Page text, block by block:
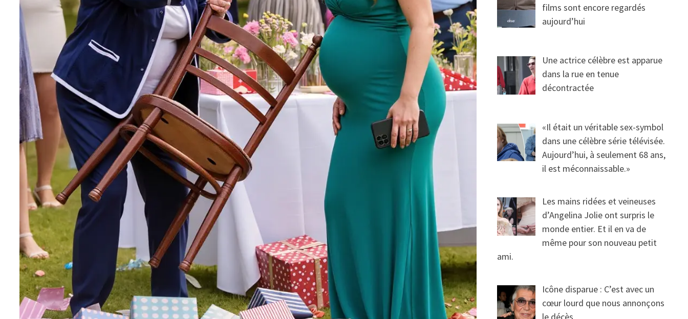
films sont encore regardés
aujourd’hui
Une actrice célèbre est apparue
dans la rue en tenue
décontractée
«Il était un véritable sex-symbol
dans une célèbre série télévisée.
Aujourd’hui, à seulement 68 ans,
il est méconnaissable.»
Les mains ridées et veineuses
d’Angelina Jolie ont surpris le
monde entier. Et il en va de
même pour son nouveau petit
ami.
Icône disparue : C’est avec un
cœur lourd que nous annonçons